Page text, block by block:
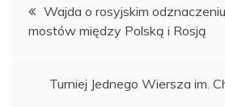
wpisu
Wajda o rosyjskim
mostów między Polską i Rosją
Turniej Jednego Wiersza im.